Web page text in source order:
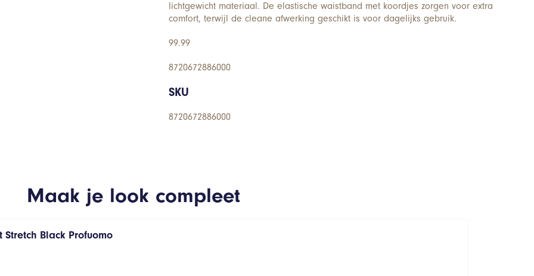
lichtgewicht materiaal. De elastische waistband met koordjes zorgen voor extra
comfort, terwijl de cleane afwerking geschikt is voor dagelijks gebruik.
99.99
8720672886000
SKU
8720672886000
Maak je look compleet
Stretch Black Profuomo